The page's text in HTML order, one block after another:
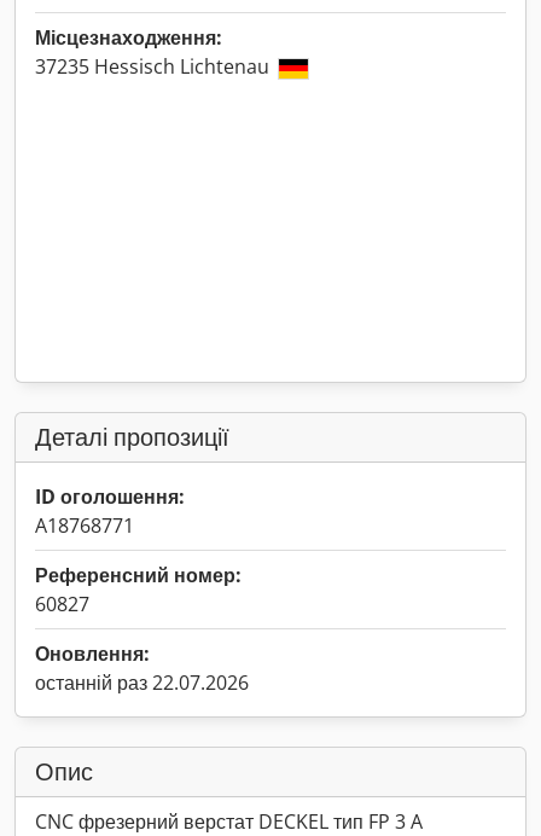
Місцезнаходження:
37235 Hessisch Lichtenau
Деталі пропозиції
ID оголошення:
A18768771
Референсний номер:
60827
Оновлення:
останній раз 22.07.2026
Опис
CNC фрезерний верстат DECKEL тип FP 3 A